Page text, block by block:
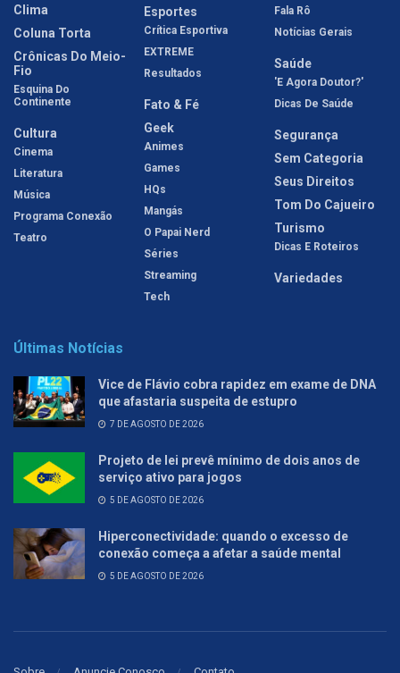
Clima
Coluna Torta
Crônicas Do Meio-
Fio
Esquina Do
Continente
Cultura
Cinema
Literatura
Música
Programa Conexão
Teatro
Esportes
Crítica Esportiva
EXTREME
Resultados
Fato & Fé
Geek
Animes
Games
HQs
Mangás
O Papai Nerd
Séries
Streaming
Tech
Fala Rô
Notícias Gerais
Saúde
'E Agora Doutor?'
Dicas De Saúde
Segurança
Sem Categoria
Seus Direitos
Tom Do Cajueiro
Turismo
Dicas E Roteiros
Variedades
Últimas Notícias
Vice de Flávio cobra rapidez em exame de DNA
que afastaria suspeita de estupro
7 DE AGOSTO DE 2026
Projeto de lei prevê mínimo de dois anos de
serviço ativo para jogos
5 DE AGOSTO DE 2026
Hiperconectividade: quando o excesso de
conexão começa a afetar a saúde mental
5 DE AGOSTO DE 2026